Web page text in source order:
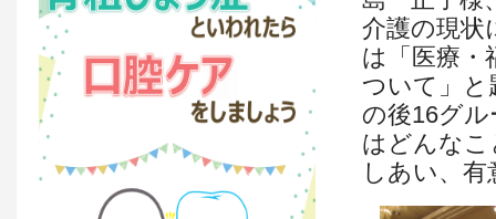
介護の現状
は「医療・
ついて」と
の後16グ
はどんな
しあい、